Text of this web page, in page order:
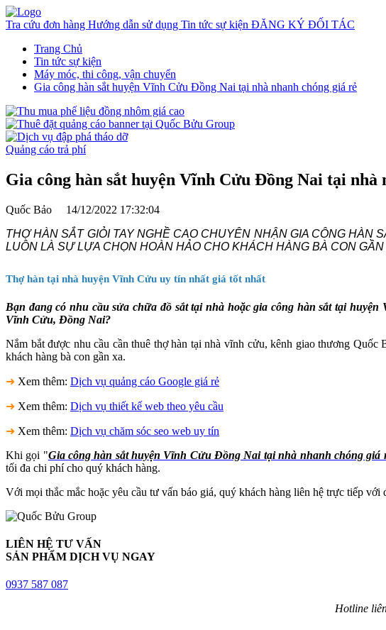
Tra cứu đơn hàng Hướng dẫn sử dụng Tin tức sự kiện ĐĂNG KÝ ĐỐI TÁC
Trang Chủ
Tin tức sự kiện
Máy móc, thi công, vận chuyển
Gia công hàn sắt huyện Vĩnh Cửu Đồng Nai tại nhà nhanh chóng giá rẻ
Quảng cáo trả phí
Gia công hàn sắt huyện Vĩnh Cửu Đồng Nai tại nhà
Quốc Bảo 14/12/2022 17:32:04
THỢ HÀN SẮT GIỎI TAY NGHỀ CAO CHUYÊN NHẬN GIA CÔNG
LUÔN LÀ SỰ LỰA CHỌN HOÀN HẢO CHO KHÁCH HÀNG BÀ CON
Thợ hàn tại nhà huyện Vĩnh Cửu uy tín nhất giá tốt nhất
Bạn đang có nhu cầu sửa chữa đồ sắt tại nhà hoặc gia công hàn sắt tại
Vĩnh Cửu, Đồng Nai?
Nắm bắt được nhu cầu cần thuê thợ hàn tại nhà vĩnh cửu, kênh giao thương
khách hàng bà con gần xa.
➜ Xem thêm: Dịch vụ quảng cáo Google giá rẻ
➜ Xem thêm: Dịch vụ thiết kế web theo yêu cầu
➜ Xem thêm: Dịch vụ chăm sóc seo web uy tín
Khi gọi "Gia công hàn sắt huyện Vĩnh Cửu Đồng Nai tại nhà nhanh chóng giá
tối đa chi phí cho quý khách hàng.
Với mọi thắc mắc hoặc yêu cầu tư vấn báo giá, quý khách hàng liên hệ trực tiếp
LIÊN HỆ TƯ VẤN
SẢN PHẨM DỊCH VỤ NGAY
0937 587 087
Hotline